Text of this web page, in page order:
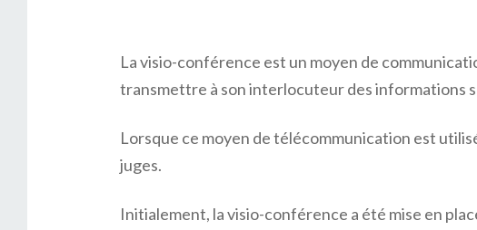
La visio-conférence est un moyen de
transmettre à son interlocuteur des informations
Lorsque ce moyen de télécommunication est
juges.
Initialement, la visio-conférence a été mise en